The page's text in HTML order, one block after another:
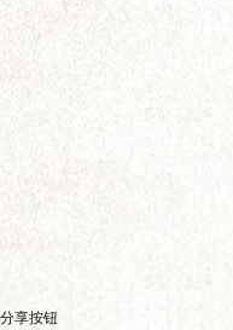
分享按钮